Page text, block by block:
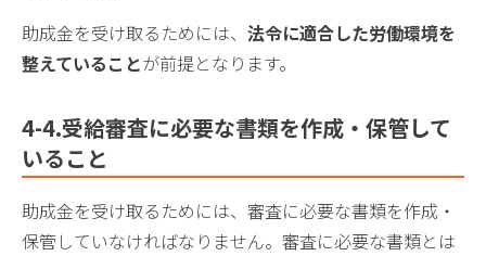
助成金を受け取るためには、 法令に適合した労働環境を
整えていることが前提となります。
4-4.受給審査に必要な書類を作成・保管して
いること
助成金を受け取るためには、審査に必要な書類を作成・
保管していなければなりません。審査に必要な書類とは